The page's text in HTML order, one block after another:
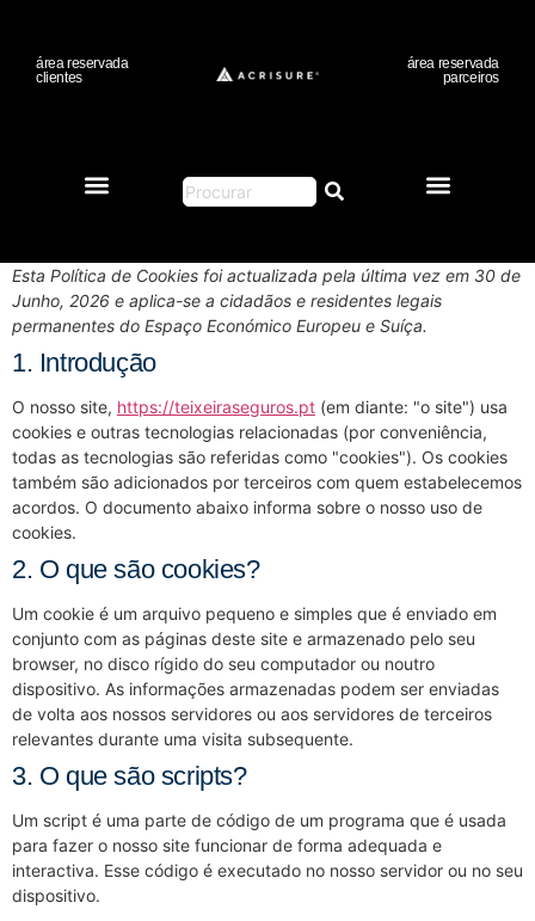
área reservada
clientes
área reservada
parceiros
Esta Política de Cookies foi actualizada pela última vez em 30 de
Junho, 2026 e aplica-se a cidadãos e residentes legais
permanentes do Espaço Económico Europeu e Suíça.
1. Introdução
O nosso site, https://teixeiraseguros.pt (em diante: "o site") usa
cookies e outras tecnologias relacionadas (por conveniência,
todas as tecnologias são referidas como "cookies"). Os cookies
também são adicionados por terceiros com quem estabelecemos
acordos. O documento abaixo informa sobre o nosso uso de
cookies.
2. O que são cookies?
Um cookie é um arquivo pequeno e simples que é enviado em
conjunto com as páginas deste site e armazenado pelo seu
browser, no disco rígido do seu computador ou noutro
dispositivo. As informações armazenadas podem ser enviadas
de volta aos nossos servidores ou aos servidores de terceiros
relevantes durante uma visita subsequente.
3. O que são scripts?
Um script é uma parte de código de um programa que é usada
para fazer o nosso site funcionar de forma adequada e
interactiva. Esse código é executado no nosso servidor ou no seu
dispositivo.